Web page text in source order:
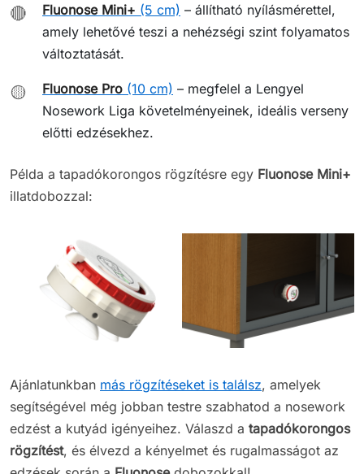
🔴 Fluonose Mini+ (5 cm) – állítható nyílásmérettel,
amely lehetővé teszi a nehézségi szint folyamatos
változtatását.
🟡 Fluonose Pro (10 cm) – megfelel a Lengyel
Nosework Liga követelményeinek, ideális verseny
előtti edzésekhez.
Példa a tapadókorongos rögzítésre egy Fluonose Mini+
illatdobozzal:
Ajánlatunkban más rögzítéseket is találsz, amelyek
segítségével még jobban testre szabhatod a nosework
edzést a kutyád igényeihez. Válaszd a tapadókorongos
rögzítést, és élvezd a kényelmet és rugalmasságot az